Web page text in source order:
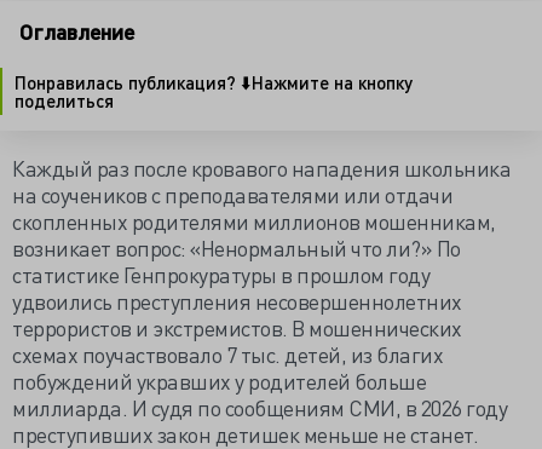
Оглавление
Понравилась публикация? ⬇️Нажмите на кнопку
поделиться
Каждый раз после кровавого нападения школьника
на соучеников с преподавателями или отдачи
скопленных родителями миллионов мошенникам,
возникает вопрос: «Ненормальный что ли?» По
статистике Генпрокуратуры в прошлом году
удвоились преступления несовершеннолетних
террористов и экстремистов. В мошеннических
схемах поучаствовало 7 тыс. детей, из благих
побуждений укравших у родителей больше
миллиарда. И судя по сообщениям СМИ, в 2026 году
преступивших закон детишек меньше не станет.